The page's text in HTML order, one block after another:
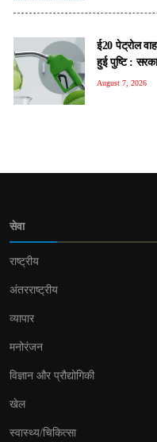
ई20 पेट्रोल
हुई पुष्टि :
August 7, 2026
सेवा
राष्ट्रीय
अंतरराष्ट्रीय
व्यापार
मनोरंजन
विज्ञान और प्रौद्योगिकी
खेल
स्वास्थ्य/चिकित्सा